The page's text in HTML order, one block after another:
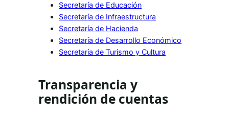
Secretaría de Educación
Secretaría de Infraestructura
Secretaría de Hacienda
Secretaría de Desarrollo Económico
Secretaría de Turismo y Cultura
Transparencia y
rendición de cuentas